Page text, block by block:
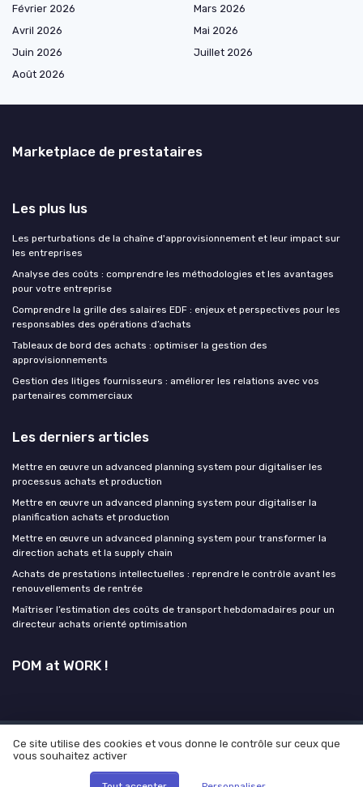
Février 2026
Mars 2026
Avril 2026
Mai 2026
Juin 2026
Juillet 2026
Août 2026
Marketplace de prestataires
Les plus lus
Les perturbations de la chaîne d'approvisionnement et leur impact sur
les entreprises
Analyse des coûts : comprendre les méthodologies et les avantages
pour votre entreprise
Comprendre la grille des salaires EDF : enjeux et perspectives pour les
responsables des opérations d’achats
Tableaux de bord des achats : optimiser la gestion des
approvisionnements
Gestion des litiges fournisseurs : améliorer les relations avec vos
partenaires commerciaux
Les derniers articles
Mettre en œuvre un advanced planning system pour digitaliser les
processus achats et production
Mettre en œuvre un advanced planning system pour digitaliser la
planification achats et production
Mettre en œuvre un advanced planning system pour transformer la
direction achats et la supply chain
Achats de prestations intellectuelles : reprendre le contrôle avant les
renouvellements de rentrée
Maîtriser l’estimation des coûts de transport hebdomadaires pour un
directeur achats orienté optimisation
POM at WORK !
Mentions légales Politique de confidentialité
Grande
enquête 2025 sur l'IA et les directeurs achats
© POM at WORK ! 2026
Ce site utilise des cookies et vous donne le contrôle sur ceux que
vous souhaitez activer